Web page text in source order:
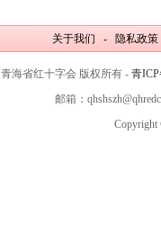
关于我们 - 隐私政
青海省红十字会 版权所有 - 青ICP
邮箱：
Copyright